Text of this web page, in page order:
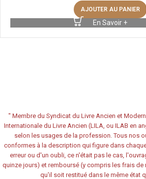
AJOUTER AU PANIER
En Savoir +
" Membre du Syndicat du Livre Ancien et
Internationale du Livre Ancien (LILA, ou ILAB en
selon les usages de la profession. Tous nos
conformes à la description qui figure dans
erreur ou d'un oubli, ce n'était pas le cas,
quinze jours) et remboursé (y compris les frais
qu'il soit restitué dans le même état